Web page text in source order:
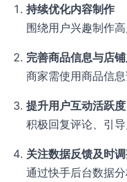
持续优化内容制作
围绕用户兴趣制作
完善商品信息与店
商家需使用商品信
提升用户互动活跃度
积极回复评论、引
关注数据反馈及时
通过快手后台数据